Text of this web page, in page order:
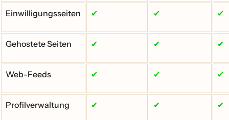
Einwilligungsseiten ✔ ✔ ✔
Gehostete Seiten ✔ ✔ ✔
Web-Feeds ✔ ✔ ✔
Profilverwaltung ✔ ✔ ✔